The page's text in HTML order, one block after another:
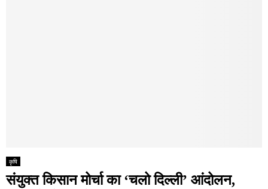
कृषि
संयुक्त किसान मोर्चा का ‘चलो दिल्ली’ आंदोलन,